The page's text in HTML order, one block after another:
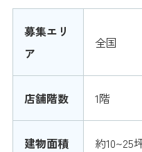
募集エリ
ア
全国
店舗階数 1階
建物面積 約10~25